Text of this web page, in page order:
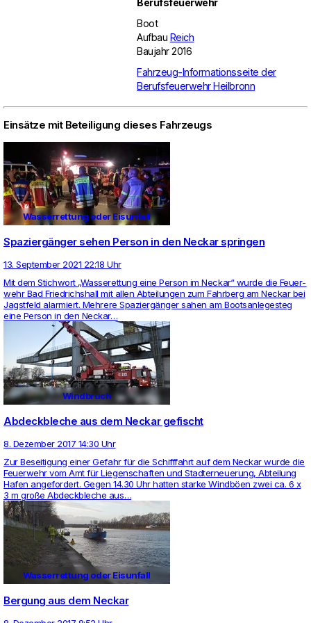
Boot
Aufbau Reich
Baujahr 2016
Fahrzeug-Informationsseite der
Berufsfeuerwehr Heilbronn
Einsätze mit Beteiligung dieses Fahrzeugs
Wasserrettung oder Eisunfall
Spaziergänger sehen Person in den Neckar springen
13. September 2021 22:18 Uhr
Mit dem Stich­wort „Was­se­r­et­tung eine Person im Neckar“ wurde die Feu­er­
wehr Bad Fried­richs­hall mit allen Abtei­lungen zum Fahr­berg am Neckar bei
Jagst­feld alar­miert. Meh­rere Spa­ziergänger sahen am Boots­an­le­ge­steg
eine Person in den Neckar…
Windbruch
Abdeckbleche aus dem Neckar gefischt
8. Dezember 2017 14:30 Uhr
Zur Besei­ti­gung einer Gefahr für die Schiff­fahrt auf dem Neckar wurde die
Feu­er­wehr vom Amt für Lie­gen­schaften und Stadt­er­neue­rung, Abtei­lung
Hafen ange­for­dert. Gegen 14.30 Uhr hatten starke Windböen zwei ca. 6 x
3 m große Abdeck­bleche aus…
Wasserrettung oder Eisunfall
Bergung aus dem Neckar